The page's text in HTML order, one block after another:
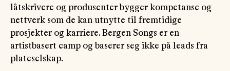
låtskrivere og produsenter bygger kompetanse og
nettverk som de kan utnytte til fremtidige
prosjekter og karriere. Bergen Songs er en
artistbasert camp og baserer seg ikke på leads fra
plateselskap.